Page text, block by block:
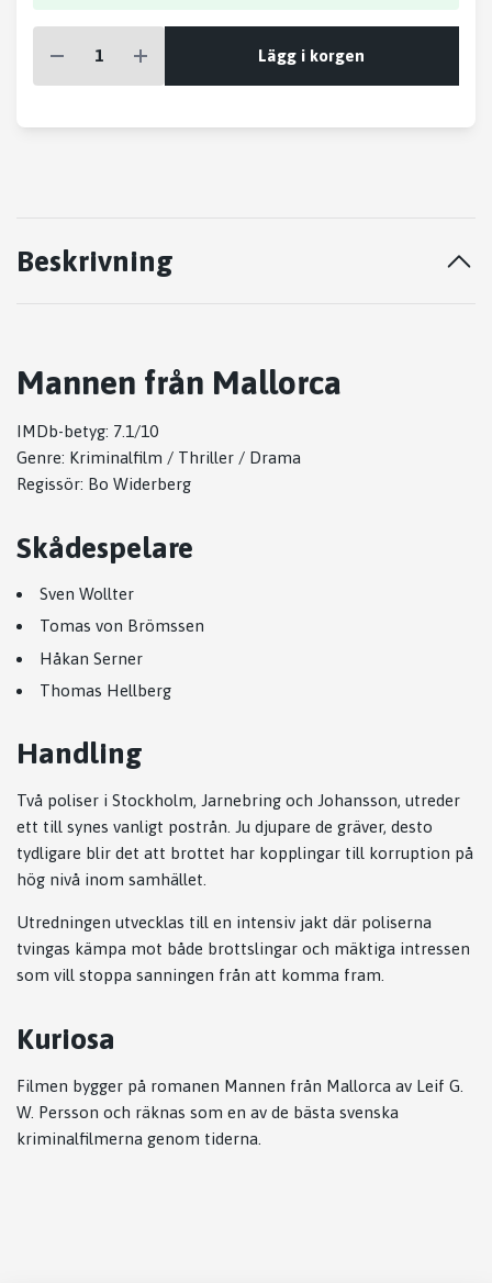
Lägg i korgen
Beskrivning
Mannen från Mallorca
IMDb-betyg: 7.1/10
Genre: Kriminalfilm / Thriller / Drama
Regissör: Bo Widerberg
Skådespelare
Sven Wollter
Tomas von Brömssen
Håkan Serner
Thomas Hellberg
Handling
Två poliser i Stockholm, Jarnebring och Johansson, utreder
ett till synes vanligt postrån. Ju djupare de gräver, desto
tydligare blir det att brottet har kopplingar till korruption på
hög nivå inom samhället.
Utredningen utvecklas till en intensiv jakt där poliserna
tvingas kämpa mot både brottslingar och mäktiga intressen
som vill stoppa sanningen från att komma fram.
Kuriosa
Filmen bygger på romanen Mannen från Mallorca av Leif G.
W. Persson och räknas som en av de bästa svenska
kriminalfilmerna genom tiderna.